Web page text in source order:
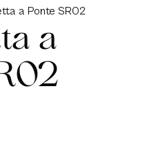
a Ponte SR02
ta a
02